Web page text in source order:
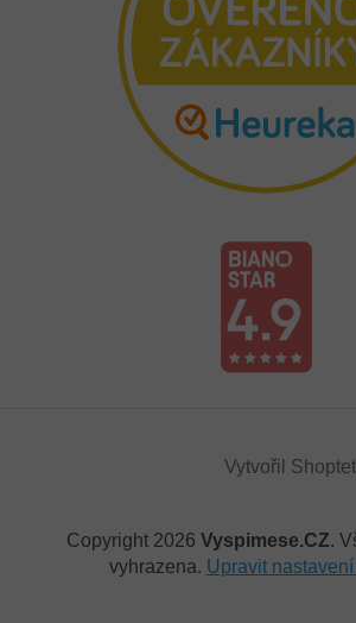
Vytvořil Shoptet
Copyright 2026 Vyspimese.CZ.
vyhrazena. Upravit